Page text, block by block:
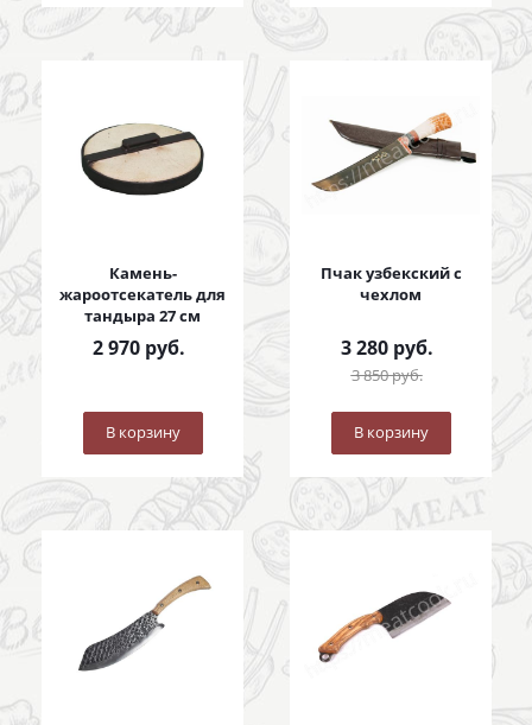
Камень-
жароотсекатель для
тандыра 27 см
2 970руб.
В корзину
Пчак узбекский с
чехлом
3 280руб.
3 850руб.
В корзину